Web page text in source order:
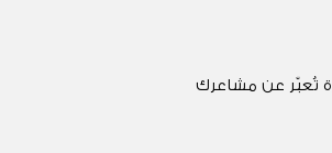
تُعبّر عن مشاعرك